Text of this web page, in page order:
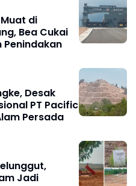
di
Bea Cukai
Penindakan
Desak
PT Pacific
Persada
Jadi